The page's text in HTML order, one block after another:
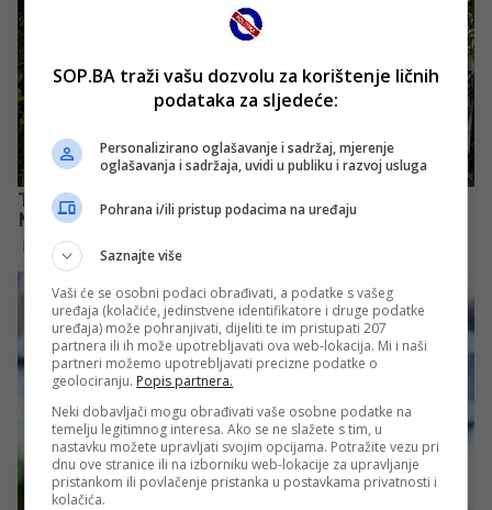
SOP.BA traži vašu dozvolu za korištenje ličnih
podataka za sljedeće:
Personalizirano oglašavanje i sadržaj, mjerenje
oglašavanja i sadržaja, uvidi u publiku i razvoj usluga
Pohrana i/ili pristup podacima na uređaju
Saznajte više
Vaši će se osobni podaci obrađivati, a podatke s vašeg
uređaja (kolačiće, jedinstvene identifikatore i druge podatke
uređaja) može pohranjivati, dijeliti te im pristupati 207
partnera ili ih može upotrebljavati ova web-lokacija. Mi i naši
partneri možemo upotrebljavati precizne podatke o
geolociranju. Popis partnera.
Neki dobavljači mogu obrađivati vaše osobne podatke na
temelju legitimnog interesa. Ako se ne slažete s tim, u
nastavku možete upravljati svojim opcijama. Potražite vezu pri
dnu ove stranice ili na izborniku web-lokacije za upravljanje
pristankom ili povlačenje pristanka u postavkama privatnosti i
kolačića.